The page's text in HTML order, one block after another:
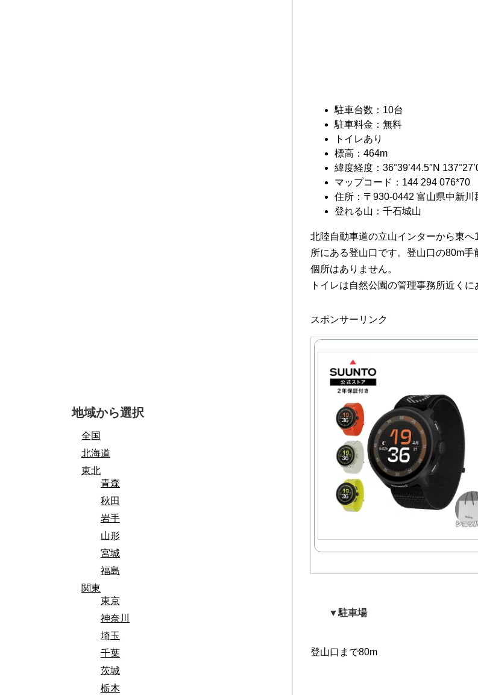
駐車台数：10台
駐車料金：無料
トイレあり
標高：464m
緯度経度：36°39’44.5″N
マップコード：144 294 076*70
住所：〒930-0442 富山県中新川
登れる山：千石城山
北陸自動車道の立山インターから東
所にある登山口です。登山口の80m
個所はありません。
トイレは自然公園の管理事務所近くに
スポンサーリンク
▼駐車場
登山口まで80m
地域から選択
全国
北海道
東北
青森
秋田
岩手
山形
宮城
福島
関東
東京
神奈川
埼玉
千葉
茨城
栃木